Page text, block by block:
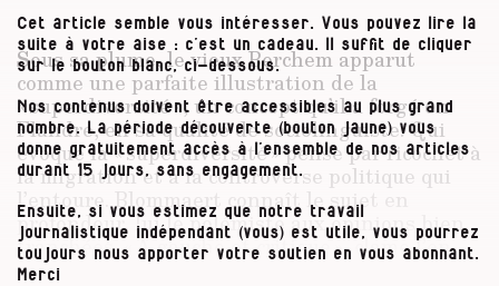
Sous sa plume, le vieux Berchem apparut
comme une parfaite illustration de la
« superdiversité », un concept qu’il a forgé en
Flandre, en sa qualité de sociolinguiste. Qui
évoque la « superdiversité » pense par ricochet à
la migration et à la controverse politique qui
l’entoure. Blommaert connaît le sujet en
profondeur, lui le polémiste aux opinions bien
tranchées. « À gauche et critique », clame l’en-
tête de son blog personnel, où on lit
Cet article semble vous intéresser. Vous pouvez lire la
suite à votre aise : c’est un cadeau. Il suffit de cliquer
sur le bouton blanc, ci-dessous.
Nos contenus doivent être accessibles au plus grand
nombre. La période découverte (bouton jaune) vous
donne gratuitement accès à l’ensemble de nos articles
durant 15 jours, sans engagement.
Ensuite, si vous estimez que notre travail
journalistique indépendant (vous) est utile, vous pourrez
toujours nous apporter votre soutien en vous abonnant.
Merci